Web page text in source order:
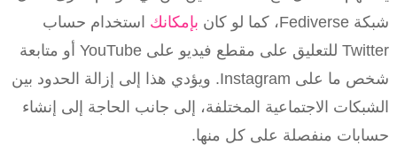
شبكة Fediverse، كما لو كان
بإمكانك استخدام حساب
Twitter للتعليق على مقطع فيديو على YouTube أو متابعة
شخص ما على Instagram. ويؤدي هذا إلى إزالة الحدود بين
الشبكات الاجتماعية المختلفة، إلى جانب الحاجة إلى إنشاء
حسابات منفصلة على كل منها.